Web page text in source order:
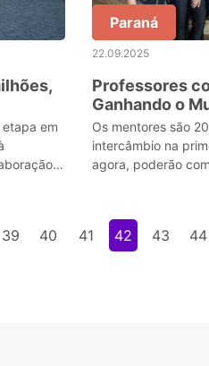
em
Paraná
22.09.2025
Professores
Ganhando o
de colegas
Os mentores são
intercâmbio na
agora, poderão
39 40 41 42 43 44